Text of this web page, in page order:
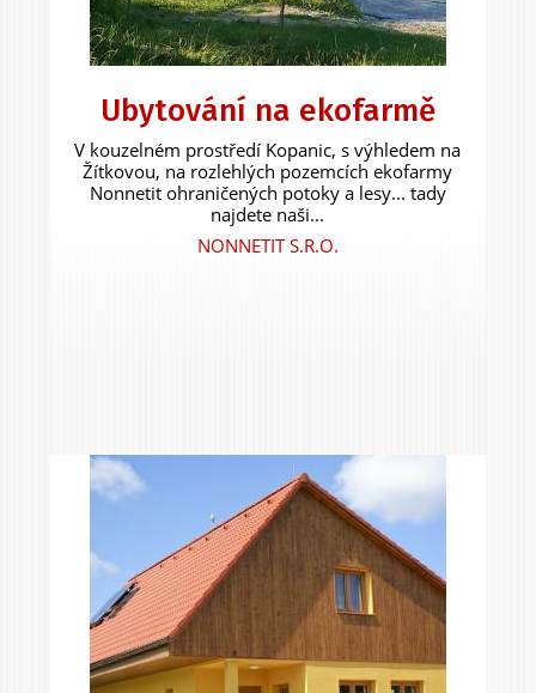
Ubytování na ekofarmě
V kouzelném prostředí Kopanic, s výhledem na
Žítkovou, na rozlehlých pozemcích ekofarmy
Nonnetit ohraničených potoky a lesy... tady
najdete naši...
NONNETIT S.R.O.